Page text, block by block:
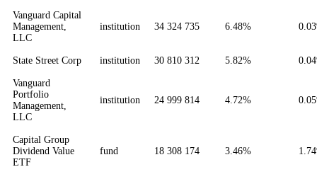
Vanguard Capital
Management,
LLC
institution 34 324 735 6.48%
State Street Corp institution 30 810 312 5.82%
Vanguard
Portfolio
Management,
LLC
institution 24 999 814 4.72%
Capital Group
Dividend Value
ETF
fund 18 308 174 3.46%